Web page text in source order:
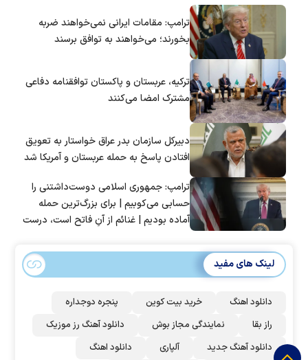
ترامپ: مقامات ایرانی نمی‌خواهند ضربه
بخورند؛ می‌خواهند به توافق برسند
ترکیه، عربستان و پاکستان توافقنامه دفاعی
مشترک امضا می‌کنند
دبیرکل سازمان بدر عراق خواستار به تعویق
افتادن پاسخ به حمله عربستان و آمریکا شد
ترامپ: جمهوری اسلامی دوست‌داشتنی را
حسابی می‌کوبیم | برای بزرگ‌ترین حمله
آماده بودیم | غنائم از آنِ فاتح است، درست
لینک های مفید
دانلود اهنگ خرید بیت کوین
پنجره دوجداره
راز بقا
نمایندگی مجاز بوش
دانلود آهنگ رز‌ موزیک
دانلود آهنگ جدید
آلپاری دانلود اهنگ